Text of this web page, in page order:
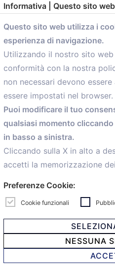
Menù
Home
Servizi
Convenzioni
Voce delle Nostre aziende
Informazioni Ex L. 124/
News
personalCaf
© 2021 Confartigianato
Via Papini, 18 - 40128 Bologna
Informativa | Questo sito
Questo sito web utilizza i
esperienza di navigazione.
Utilizzando il nostro sito
conformità con la nostra
non necessari devono
essere impostati nel browser.
Puoi modificare il tuo
qualsiasi momento
in basso a sinistra.
Cliccando sulla X in alto a
accetti la memorizzazione
Preferenze Cookie:
Cookie funzionali
NESSUNA